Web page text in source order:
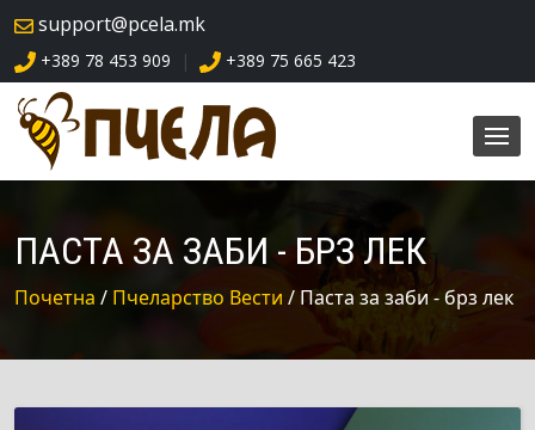
skip
navigation
support@pcela.mk
+389 78 453 909 | +389 75 665 423
ПАСТА ЗА ЗАБИ - БРЗ ЛЕК
Почетна / Пчеларство Вести / Паста за заби - брз лек